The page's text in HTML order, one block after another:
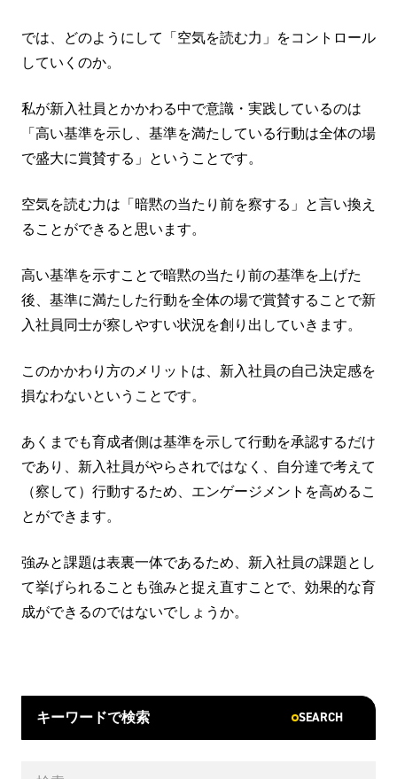
では、どのようにして「空気を読む力」をコントロール
していくのか。
私が新入社員とかかわる中で意識・実践しているのは
「高い基準を示し、基準を満たしている行動は全体の場
で盛大に賞賛する」ということです。
空気を読む力は「暗黙の当たり前を察する」と言い換え
ることができると思います。
高い基準を示すことで暗黙の当たり前の基準を上げた
後、基準に満たした行動を全体の場で賞賛することで新
入社員同士が察しやすい状況を創り出していきます。
このかかわり方のメリットは、新入社員の自己決定感を
損なわないということです。
あくまでも育成者側は基準を示して行動を承認するだけ
であり、新入社員がやらされではなく、自分達で考えて
（察して）行動するため、エンゲージメントを高めるこ
とができます。
強みと課題は表裏一体であるため、新入社員の課題とし
て挙げられることも強みと捉え直すことで、効果的な育
成ができるのではないでしょうか。
キーワードで検索 SEARCH